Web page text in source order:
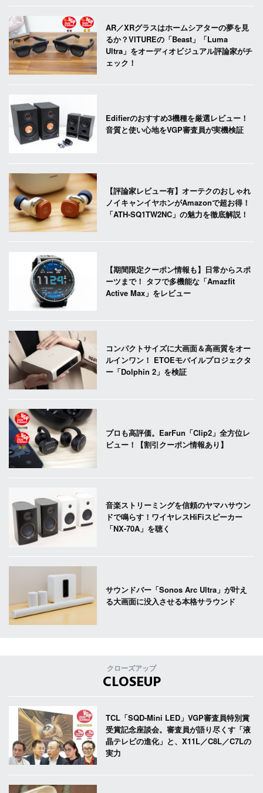
AR／XRグラスはホームシアターの夢を見
るか？VITUREの「Beast」「Luma
Ultra」をオーディオビジュアル評論家がチ
ェック！
Edifierのおすすめ3機種を厳選レビュー！
音質と使い心地をVGP審査員が実機検証
【評論家レビュー有】オーテクのおしゃれ
ノイキャンイヤホンがAmazonで超お得！
「ATH-SQ1TW2NC」の魅力を徹底解説！
【期間限定クーポン情報も】日常からスポ
ーツまで！ タフで多機能な「Amazfit
Active Max」をレビュー
コンパクトサイズに大画面＆高画質をオー
ルインワン！ ETOEモバイルプロジェクタ
ー「Dolphin 2」を検証
プロも高評価。EarFun「Clip2」全方位レ
ビュー！【割引クーポン情報あり】
音楽ストリーミングを信頼のヤマハサウン
ドで鳴らす！ワイヤレスHiFiスピーカー
「NX-70A」を聴く
サウンドバー「Sonos Arc Ultra」が叶え
る大画面に没入させる本格サラウンド
クローズアップ
CLOSEUP
TCL「SQD-Mini LED」VGP審査員特別賞
受賞記念座談会。審査員が語り尽くす「液
晶テレビの進化」と、X11L／C8L／C7Lの
実力